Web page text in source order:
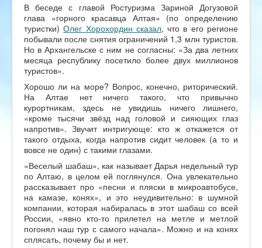
В беседе с главой Ростуризма Зариной Догузовой
глава «горного красавца Алтая» (по определению
туристки)Олег Хорохордин сказал, что в его регионе
побывали после снятия ограничений 1,3 млн туристов.
Но в Архангельске с ним не согласны: «За два летних
месяца республику посетило более двух миллионов
туристов».
Хорошо ли на море? Вопрос, конечно, риторический.
На Алтае нет ничего такого, что привычно
курортникам, здесь не увидишь ничего лишнего,
«кроме тысячи звёзд над головой и сияющих глаз
напротив». Звучит интригующе: кто ж откажется от
такого отдыха, когда напротив сидит человек (а то и
вовсе не один) с такими глазами.
«Веселый шабаш», как называет Дарья недельный тур
по Алтаю, в целом ей поглянулся. Она увлекательно
рассказывает про «песни и пляски в микроавтобусе,
на камазе, конях», и это неудивительно: в шумной
компании, которая набиралась в этот шабаш со всей
России, «явно кто-то прилетел на метле и метлой
погонял наш тур с самого начала». Можно и на конях
сплясать, почему бы и нет.